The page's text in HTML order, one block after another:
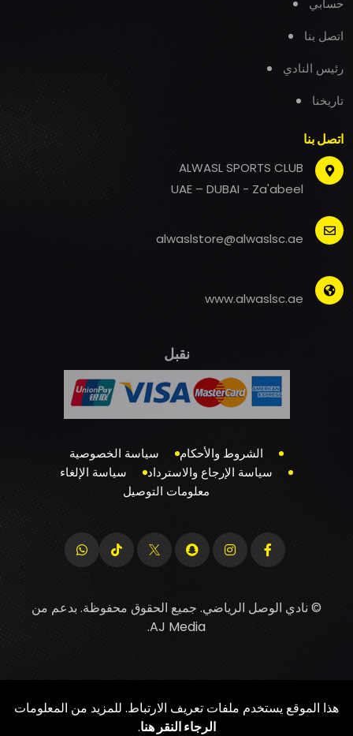
حسابي
اتصل بنا
رئيس النادي
تاريخنا
اتصل بنا
ALWASL SPORTS CLUB
UAE – DUBAI - Za'abeel
alwaslstore@alwaslsc.ae
www.alwaslsc.ae
نقبل
الشروط والأحكام
سياسة الخصوصية
سياسة الإرجاع والاسترداد
سياسة الإلغاء
معلومات التوصيل
© نادي الوصل الرياضي. جميع الحقوق محفوظة. بدعم من
AJ Media
.
هذا الموقع يستخدم ملفات تعريف الارتباط. للمزيد من المعلومات
الرجاء النقر هنا.